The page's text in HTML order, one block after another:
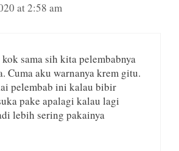
at 2:58 am
sama sih kita pelembabnya
Cuma aku warnanya krem gitu.
pelembab ini kalau bibir
pake apalagi kalau lagi
lebih sering pakainya